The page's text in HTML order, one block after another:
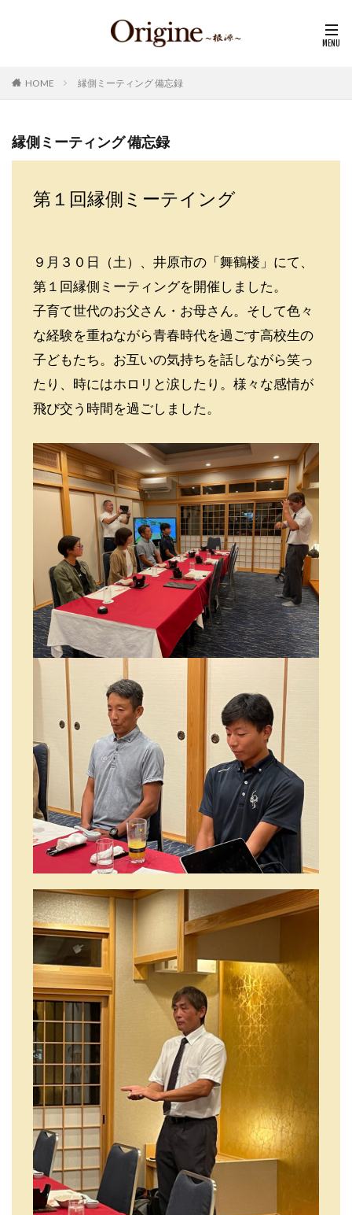
HOME 縁側ミーティング 備忘録
縁側ミーティング 備忘録
第１回縁側ミーテイング
９月３０日（土）、井原市の「舞鶴楼」にて、
第１回縁側ミーティングを開催しました。
子育て世代のお父さん・お母さん。そして色々
な経験を重ねながら青春時代を過ごす高校生の
子どもたち。お互いの気持ちを話しながら笑っ
たり、時にはホロリと涙したり。様々な感情が
飛び交う時間を過ごしました。